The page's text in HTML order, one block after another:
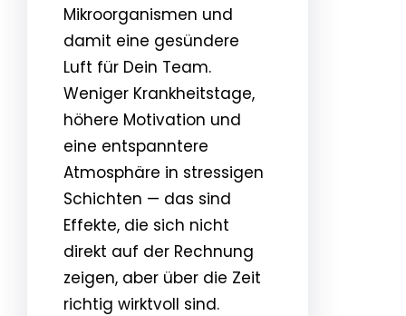
Mikroorganismen und
damit eine gesündere
Luft für Dein Team.
Weniger Krankheitstage,
höhere Motivation und
eine entspanntere
Atmosphäre in stressigen
Schichten — das sind
Effekte, die sich nicht
direkt auf der Rechnung
zeigen, aber über die Zeit
richtig wirktvoll sind.